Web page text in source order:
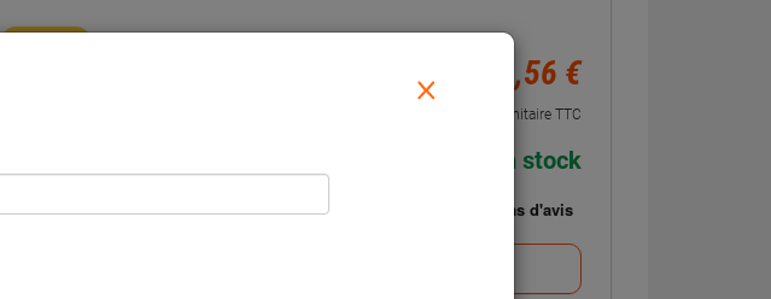
×
Réf : 152168
191,56 €
Unitaire TTC
En stock